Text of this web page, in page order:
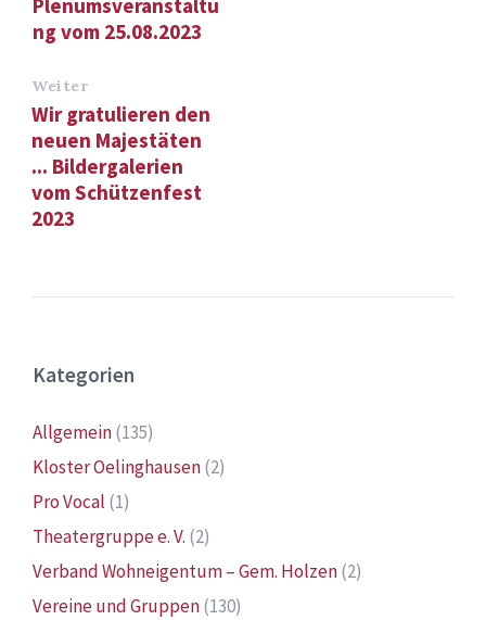
Plenumsveranstaltu
ng vom 25.08.2023
Weiter
Wir gratulieren den
neuen Majestäten
... Bildergalerien
vom Schützenfest
2023
Kategorien
Allgemein(135)
Kloster Oelinghausen(2)
Pro Vocal (1)
Theatergruppe e. V. (2)
Verband Wohneigentum – Gem. Holzen(2)
Vereine und Gruppen(130)